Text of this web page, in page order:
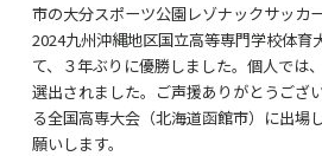
市の大分スポーツ公園レゾナックサッカ
2024九州沖縄地区国立高等専門学校体育
て、３年ぶりに優勝しました。個人では
選出されました。ご声援ありがとうござ
る全国高専大会（北海道函館市）に出場
願いします。